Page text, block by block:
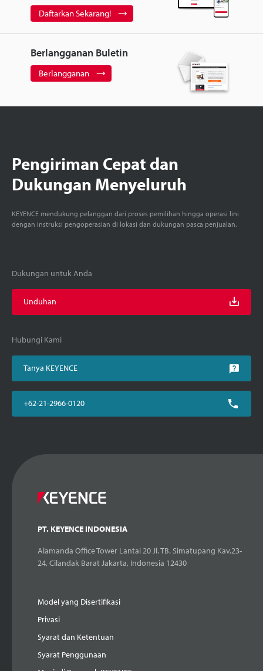
Daftarkan Sekarang!
Berlangganan Buletin
Berlangganan
Pengiriman Cepat dan
Dukungan Menyeluruh
KEYENCE mendukung pelanggan dari proses pemilihan hingga operasi lini
dengan instruksi pengoperasian di lokasi dan dukungan pasca penjualan.
Dukungan untuk Anda
Unduhan
Hubungi Kami
Tanya KEYENCE
+62-21-2966-0120
PT. KEYENCE INDONESIA
Alamanda Office Tower Lantai 20 Jl. TB. Simatupang Kav.23-
24, Cilandak Barat Jakarta, Indonesia 12430
Model yang Disertifikasi
Privasi
Syarat dan Ketentuan
Syarat Penggunaan